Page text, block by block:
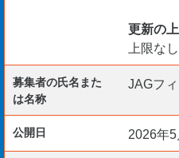
更新の
上限なし
募集者の氏名また
は名称
JAGフ
公開日 2026年